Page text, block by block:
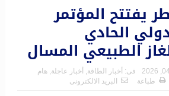
يفتتح المؤتمر
الحادي
الطبيعي المسال
فى: أخبار الطاقة, أخبار عاجلة, هام
طباعة البريد الالكترونى